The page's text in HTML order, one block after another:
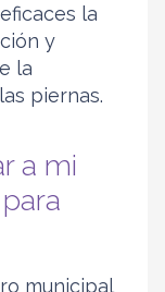
la
y
la
piernas.
a mi
municipal